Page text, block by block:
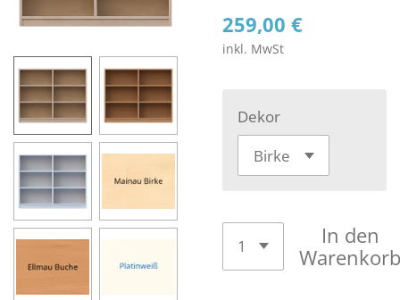
259,00 €
inkl. MwSt
Dekor
In den